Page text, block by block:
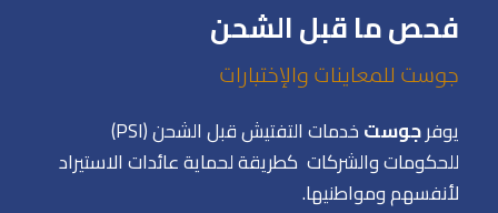
فحص ما قبل الشحن
جوست للمعاينات والإختبارات
يوفرجوست
خدمات التفتيش قبل الشحن (PSI)
للحكومات والشركات كطريقة لحماية عائدات الاستيراد
لأنفسهم ومواطنيها.